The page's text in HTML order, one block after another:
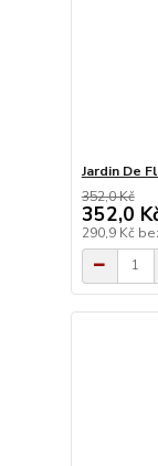
Jardin De
352,0 Kč
352,0
290,9 Kč